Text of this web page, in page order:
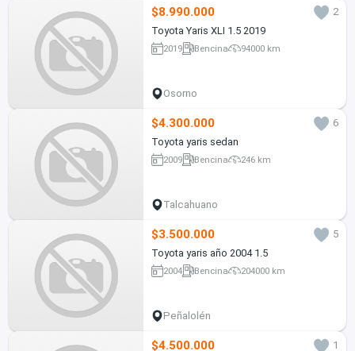
$8.990.000
2
Toyota Yaris XLI 1.5 2019
2019 Bencina 94000 km
Osorno
$4.300.000
6
Toyota yaris sedan
2009 Bencina 246 km
Talcahuano
$3.500.000
5
Toyota yaris año 2004 1.5
2004 Bencina 204000 km
Peñalolén
$4.500.000 1